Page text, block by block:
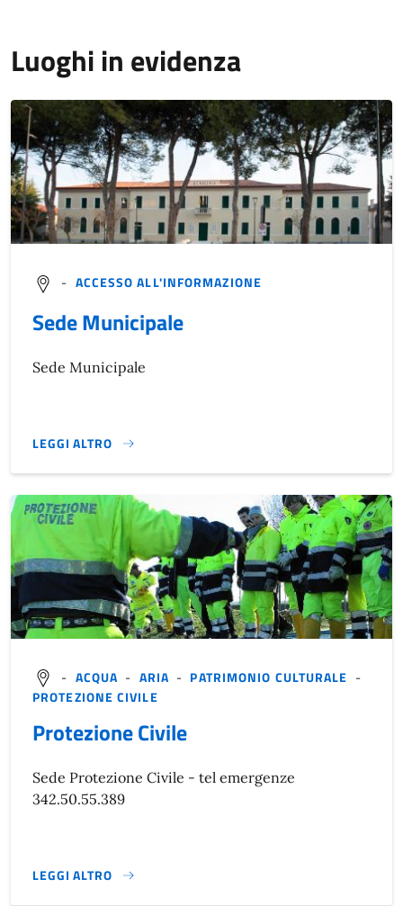
Luoghi in evidenza
- ACCESSO ALL'INFORMAZIONE
Sede Municipale
Sede Municipale
LEGGI ALTRO
}
- ACQUA - ARIA - PATRIMONIO CULTURALE -
PROTEZIONE CIVILE
Protezione Civile
Sede Protezione Civile - tel emergenze
342.50.55.389
LEGGI ALTRO
}